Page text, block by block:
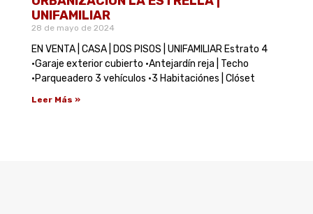
UNIFAMILIAR
28 de mayo de 2024
EN VENTA | CASA | DOS PISOS | UNIFAMILIAR Estrato 4
•Garaje exterior cubierto •Antejardín reja | Techo
•Parqueadero 3 vehículos •3 Habitaciónes | Clóset
Leer Más »